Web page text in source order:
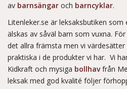
av barnsängar och barncyklar.
Litenleker.se är leksaksbutiken
älskas av såväl barn som vuxna.
det allra främsta men vi
praktiska i de produkter vi har. Vi
Kidkraft och mysiga bollhavfrån
leksak med god kvalité följer